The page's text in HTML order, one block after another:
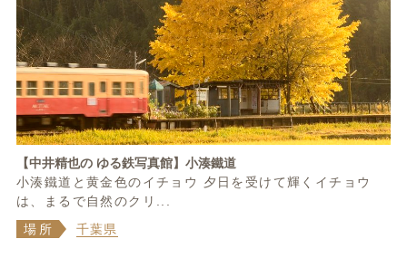
【中井精也の ゆる鉄写真館】小湊鐵道
小湊鐵道と黄金色のイチョウ 夕日を受けて輝くイチョウ
は、まるで自然のクリ...
場所
千葉県